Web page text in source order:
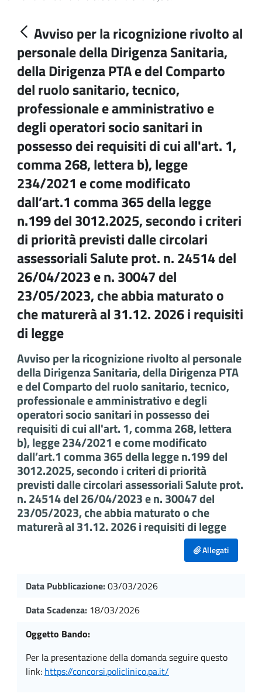
Avviso per la ricognizione rivolto al
personale della Dirigenza Sanitaria,
della Dirigenza PTA e del Comparto
del ruolo sanitario, tecnico,
professionale e amministrativo e
degli operatori socio sanitari in
possesso dei requisiti di cui all'art. 1,
comma 268, lettera b), legge
234/2021 e come modificato
dall’art.1 comma 365 della legge
n.199 del 3012.2025, secondo i criteri
di priorità previsti dalle circolari
assessoriali Salute prot. n. 24514 del
26/04/2023 e n. 30047 del
23/05/2023, che abbia maturato o
che maturerà al 31.12. 2026 i requisiti
di legge
Avviso per la ricognizione rivolto al personale
della Dirigenza Sanitaria, della Dirigenza PTA
e del Comparto del ruolo sanitario, tecnico,
professionale e amministrativo e degli
operatori socio sanitari in possesso dei
requisiti di cui all'art. 1, comma 268, lettera
b), legge 234/2021 e come modificato
dall’art.1 comma 365 della legge n.199 del
3012.2025, secondo i criteri di priorità
previsti dalle circolari assessoriali Salute prot.
n. 24514 del 26/04/2023 e n. 30047 del
23/05/2023, che abbia maturato o che
maturerà al 31.12. 2026 i requisiti di legge
Allegati
Data Pubblicazione:03/03/2026
Data Scadenza: 18/03/2026
Oggetto Bando:
per la presentazione della domanda seguire questo
link: https://concorsi.policlinico.pa.it/